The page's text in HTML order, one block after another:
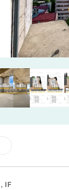
, IF